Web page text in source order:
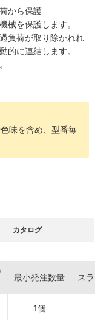
から保護
械を保護します。
負荷が取り除かれれ
的に連結します。
2本の軸を挿入し、両
動力伝達と過負荷に
す。
シブルカップリング
味を含め、型番毎
カタログ
最小発注数量 ス
1個